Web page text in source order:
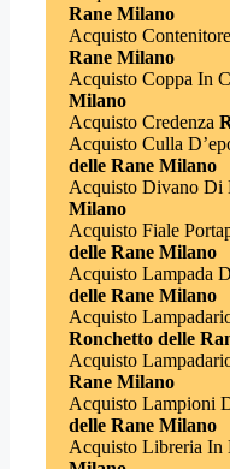
Rane Milano
Acquisto
Rane Milano
Acquisto Coppa In
Milano
Acquisto Credenza
Acquisto Culla
delle Rane Milano
Acquisto Divano Di
Milano
Acquisto Fiale
delle Rane Milano
Acquisto Lampada
delle Rane Milano
Acquisto
Ronchetto delle
Acquisto
Rane Milano
Acquisto Lampioni
delle Rane Milano
Acquisto Libreria In